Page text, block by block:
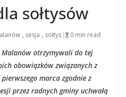
sołtysów
, sesja , sołtys 0 min read
Malanów otrzymywali do tej
obowiązków związanych z
marca zgodnie z
przez radnych gminy uchwałą